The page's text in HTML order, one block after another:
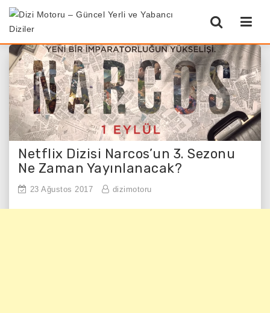
Netflix Dizisi Narcos’un 3. Sezonu
Ne Zaman Yayınlanacak?
23 Ağustos 2017 dizimotoru